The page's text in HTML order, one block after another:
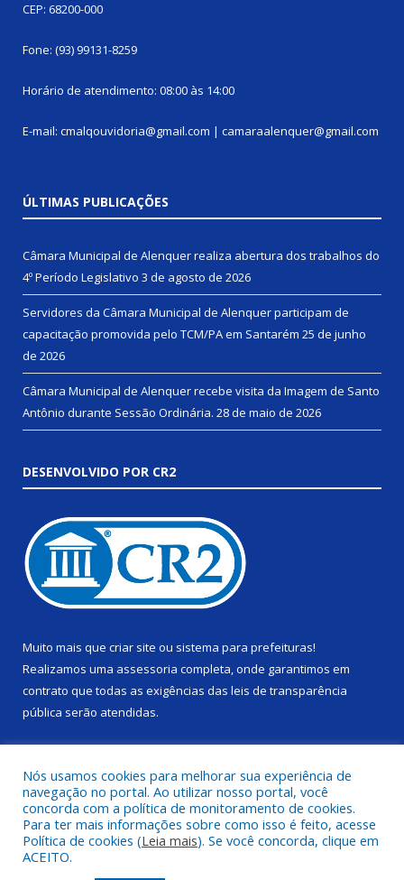
CEP: 68200-000
Fone: (93) 99131-8259
Horário de atendimento: 08:00 às 14:00
E-mail: cmalqouvidoria@gmail.com | camaraalenquer@gmail.com
ÚLTIMAS PUBLICAÇÕES
Câmara Municipal de Alenquer realiza abertura dos trabalhos do
4º Período Legislativo 3 de agosto de 2026
Servidores da Câmara Municipal de Alenquer participam de
capacitação promovida pelo TCM/PA em Santarém 25 de junho
de 2026
Câmara Municipal de Alenquer recebe visita da Imagem de Santo
Antônio durante Sessão Ordinária. 28 de maio de 2026
DESENVOLVIDO POR CR2
Muito mais que criar site ou sistema para prefeituras!
Realizamos uma assessoria completa, onde garantimos em
contrato que todas as exigências das leis de transparência
pública serão atendidas.
Todos os direitos reservados a Câmara Municipal de Alenquer.
Nós usamos cookies para melhorar sua experiência de
navegação no portal. Ao utilizar nosso portal, você
concorda com a política de monitoramento de cookies.
Para ter mais informações sobre como isso é feito, acesse
Política de cookies (Leia mais). Se você concorda, clique em
ACEITO.